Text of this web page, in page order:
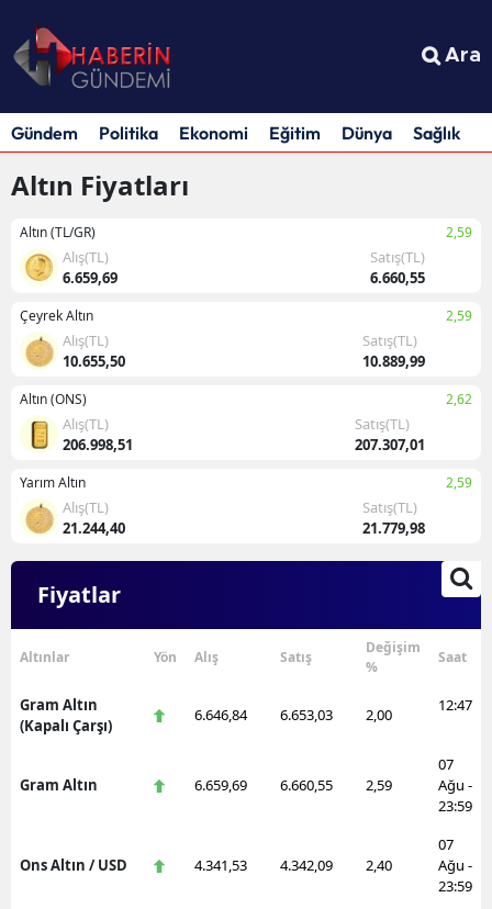
Ara
Gündem Politika Ekonomi Eğitim Dünya Sağlık
Altın Fiyatları
Altın (TL/GR) 2,59
Alış(TL)
6.659,69
Satış(TL)
6.660,55
Çeyrek Altın 2,59
Alış(TL)
10.655,50
Satış(TL)
10.889,99
Altın (ONS) 2,62
Alış(TL)
206.998,51
Satış(TL)
207.307,01
Yarım Altın 2,59
Alış(TL)
21.244,40
Satış(TL)
21.779,98
Fiyatlar
Altınlar Yön Alış Satış
Değişim
%
Saat
Gram Altın
(Kapalı Çarşı)
6.646,84 6.653,03 2,00 12:47
Gram Altın 6.659,69 6.660,55 2,59
07
Ağu -
23:59
Ons Altın / USD 4.341,53 4.342,09 2,40
07
Ağu -
23:59